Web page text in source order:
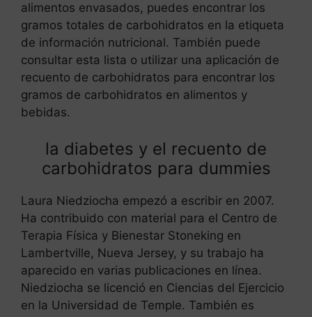
alimentos envasados, puedes encontrar los
gramos totales de carbohidratos en la etiqueta
de información nutricional. También puede
consultar esta lista o utilizar una aplicación de
recuento de carbohidratos para encontrar los
gramos de carbohidratos en alimentos y
bebidas.
la diabetes y el recuento de
carbohidratos para dummies
Laura Niedziocha empezó a escribir en 2007.
Ha contribuido con material para el Centro de
Terapia Física y Bienestar Stoneking en
Lambertville, Nueva Jersey, y su trabajo ha
aparecido en varias publicaciones en línea.
Niedziocha se licenció en Ciencias del Ejercicio
en la Universidad de Temple. También es